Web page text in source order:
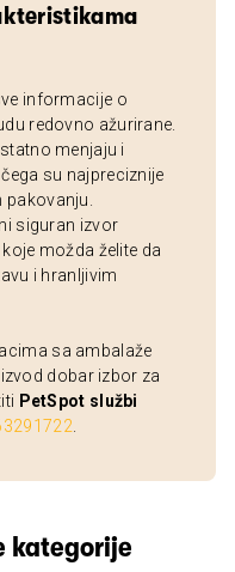
informacije o
redovno ažurirane.
menjaju i
su najpreciznije
siguran izvor
možda želite da
i hranljivim
sa ambalaže
dobar izbor za
PetSpot službi
kategorije